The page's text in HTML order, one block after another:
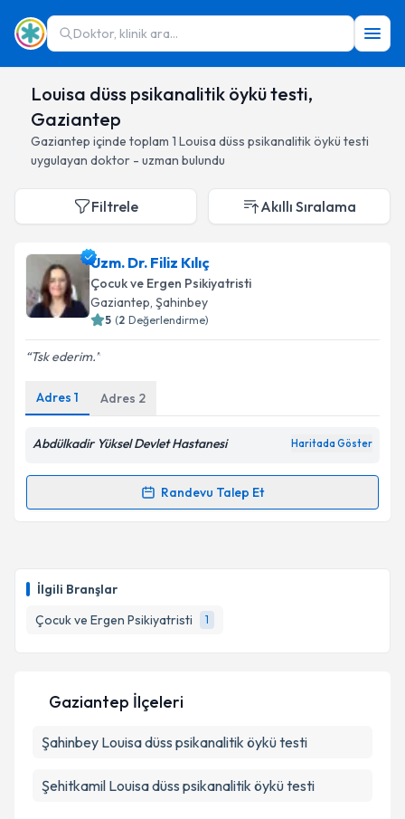
Doktor, klinik ara...
Louisa düss psikanalitik öykü testi,
Gaziantep
Gaziantep içinde toplam 1 Louisa düss psikanalitik öykü testi
uygulayan doktor - uzman bulundu
İlgili Branşlar
Çocuk ve Ergen Psikiyatristi
1
Filtrele Akıllı Sıralama
Uzm. Dr. Filiz Kılıç
Çocuk ve Ergen Psikiyatristi
Gaziantep, Şahinbey
5 (2 Değerlendirme)
Tsk ederim.
Adres 1 Adres 2
Abdülkadir Yüksel Devlet Hastanesi Haritada Göster
Randevu Talep Et
Randevu Takvimi Talebi
takvim hazırlandığında e-posta ile bilgilendireceğiz.
Metni'ni okudum ve kişisel verilerimin belirtilen
Gaziantep İlçeleri
Şahinbey Louisa düss psikanalitik öykü testi
Şehitkamil Louisa düss psikanalitik öykü testi